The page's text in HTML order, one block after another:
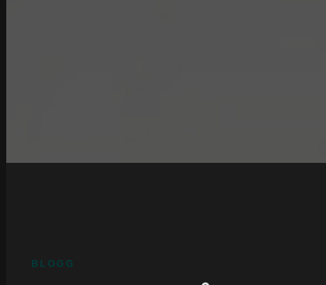
BLOGG